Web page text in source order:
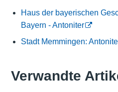
Haus der bayerischen
Bayern - Antoniter
Stadt Memmingen:
Verwandte